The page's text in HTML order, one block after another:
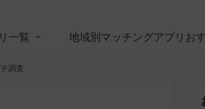
一覧 地域別マッチングアプリお
調査